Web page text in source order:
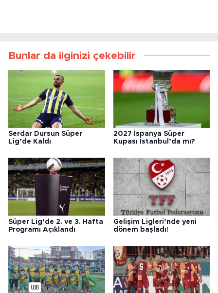
Bunlar da ilginizi çekebilir
Serdar Dursun Süper
Lig’de Kaldı
2027 İspanya Süper
Kupası İstanbul’da mı?
Süper Lig’de 2. ve 3. Hafta
Programı Açıklandı
Gelişim Ligleri’nde yeni
dönem başladı!